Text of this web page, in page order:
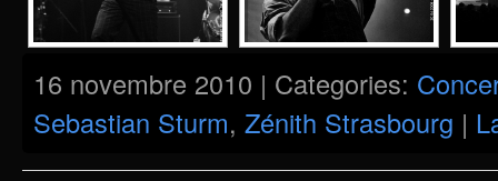
16 novembre 2010 | Categories:
Sebastian Sturm, Zénith Strasbourg |